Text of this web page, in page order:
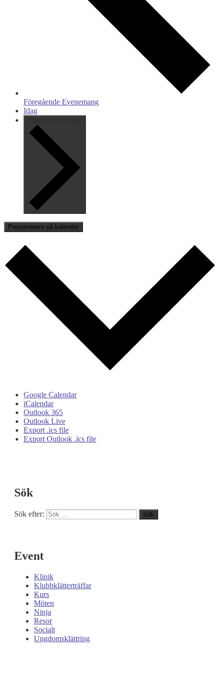
Föregående Evenemang
Idag
Prenumerera på kalender
Google Calendar
iCalendar
Outlook 365
Outlook Live
Export .ics file
Export Outlook .ics file
Sök
Sök efter: Sök
Event
Klinik
Klubbklätterträffar
Kurs
Möten
Ninja
Resor
Socialt
Ungdomsklättring